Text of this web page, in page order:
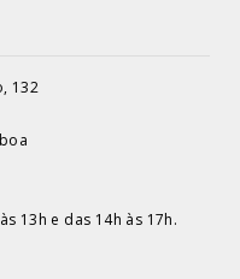
132
13h e das 14h às 17h.